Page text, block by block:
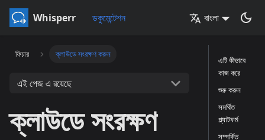
Whisperr ডকুমেন্টেশন বাংলা
ফিচার ক্লাউডে সংরক্ষণ করুন
এই পেজ এ রয়েছে
ক্লাউডে সংরক্ষণ
এটি কীভাবে
কাজ করে
শুরু করুন
সমর্থিত
প্ল্যাটফর্ম
সম্পর্কিত